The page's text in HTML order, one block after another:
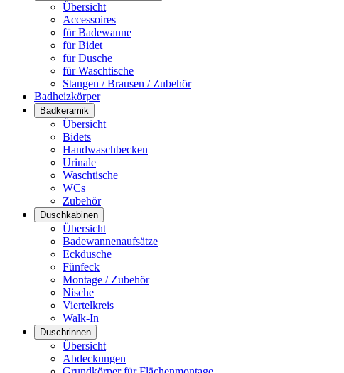
Übersicht
Accessoires
für Badewanne
für Bidet
für Dusche
für Waschtische
Stangen / Brausen / Zubehör
Badheizkörper
Badkeramik
Übersicht
Bidets
Handwaschbecken
Urinale
Waschtische
WCs
Zubehör
Duschkabinen
Übersicht
Badewannenaufsätze
Eckdusche
Fünfeck
Montage / Zubehör
Nische
Viertelkreis
Walk-In
Duschrinnen
Übersicht
Abdeckungen